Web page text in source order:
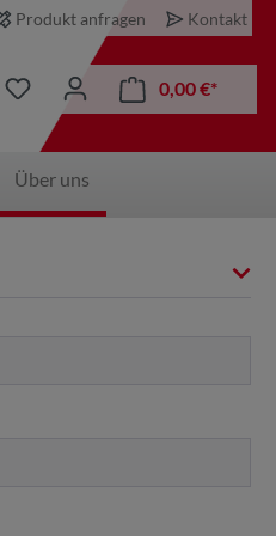
Produkt anfragen Kontakt
0,00 €*
Über uns